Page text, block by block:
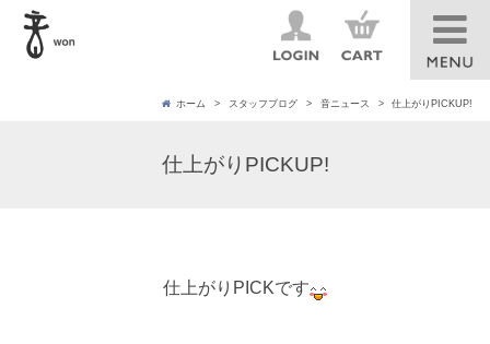
ホーム スタッフブログ 音ニュース 仕上がりPICKUP!
仕上がりPICKUP!
仕上がりPICKです